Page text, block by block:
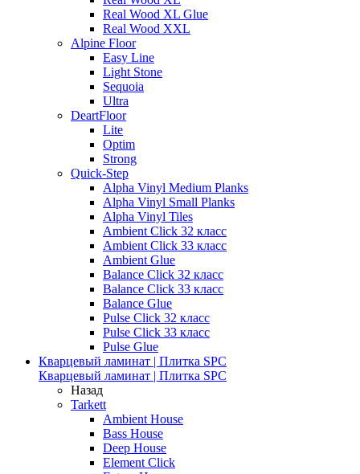
Real Wood XL Glue
Real Wood XXL
Alpine Floor
Easy Line
Light Stone
Sequoia
Ultra
DeartFloor
Lite
Optim
Strong
Quick-Step
Alpha Vinyl Medium Planks
Alpha Vinyl Small Planks
Alpha Vinyl Tiles
Ambient Click 32 класс
Ambient Click 33 класс
Ambient Glue
Balance Click 32 класс
Balance Click 33 класс
Balance Glue
Pulse Click 32 класс
Pulse Click 33 класс
Pulse Glue
Кварцевый ламинат | Плитка SPC
Кварцевый ламинат | Плитка SPC
Назад
Tarkett
Ambient House
Bass House
Deep House
Element Click